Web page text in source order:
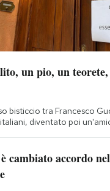
un pio, un
bisticcio tra Francesco
diventato poi
cambiato accordo